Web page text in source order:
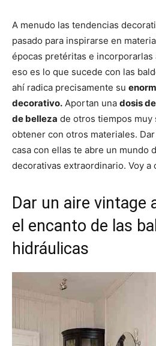
A menudo las tendencias
pasado para inspirarse en
épocas pretéritas e incorporarlas
eso es lo que sucede con las
ahí radica precisamente su
decorativo. Aportan una dosis
de belleza de otros tiempos muy
obtener con otros materiales.
casa con ellas te abre un mundo
decorativas extraordinario. Voy a
Dar un aire vintage
el encanto de las
hidráulicas